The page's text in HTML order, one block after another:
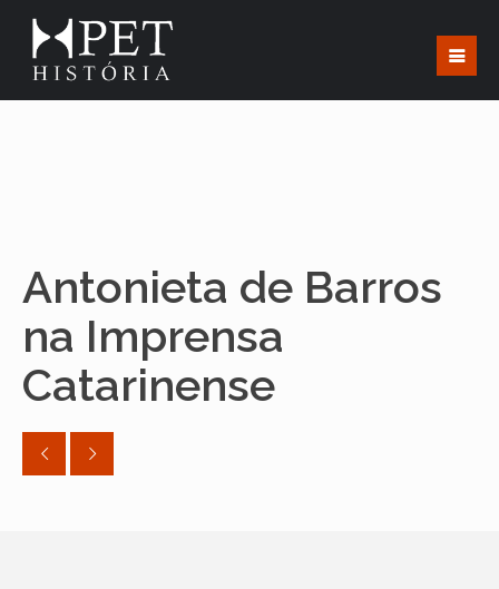
Antonieta de Barros
na Imprensa
Catarinense